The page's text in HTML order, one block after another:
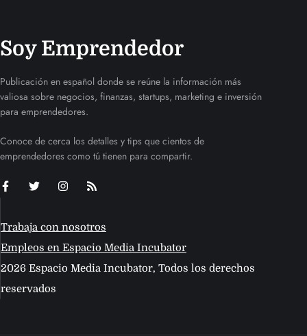
Soy Emprendedor
Publicación en español donde se reúne la información más
valiosa sobre negocios, finanzas, startups, marketing e inversión
para emprendedores.
Conoce de cerca los detalles y tips que cientos de
emprendedores como tú tienen para compartir.
Trabaja con nosotros
Empleos en Espacio Media Incubator
2026 Espacio Media Incubator, Todos los derechos
reservados